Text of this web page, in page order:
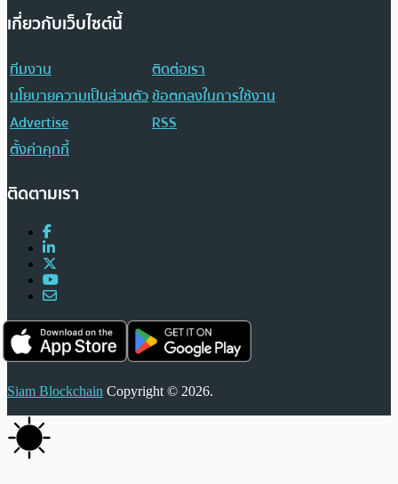
เกี่ยวกับเว็บไซต์นี้
ทีมงาน
ติดต่อเรา
นโยบายความเป็นส่วนตัวข้อตกลงในการใช้งาน
Advertise
RSS
ตั้งค่าคุกกี้
ติดตามเรา
Siam Blockchain Copyright © 2026.